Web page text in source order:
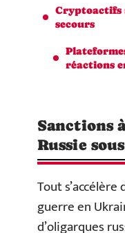
Cryptoactifs
secours
réactions
Sanctions
Russie
Tout
guerre en
d’oligarques